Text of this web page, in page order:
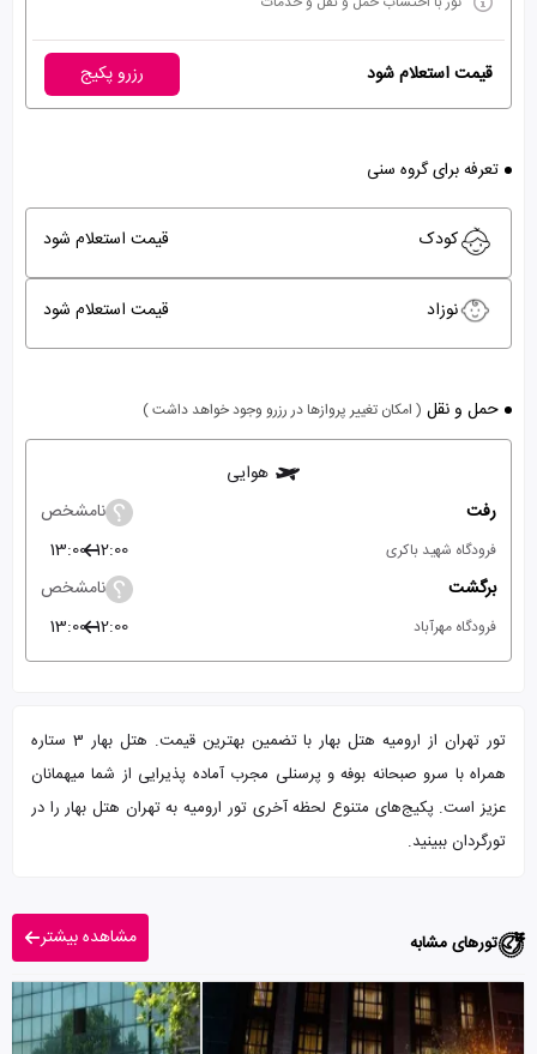
قیمت استعلام شود رزرو پکیج
تعرفه برای گروه سنی
کودک قیمت استعلام شود
نوزاد قیمت استعلام شود
حمل و نقل ( امکان تغییر پروازها در رزرو وجود خواهد داشت )
هوایی
رفت
نامشخص
فرودگاه شهید باکری 12:00
13:00
برگشت
نامشخص
فرودگاه مهرآباد 12:00
13:00
تور تهران از ارومیه هتل بهار با تضمین بهترین قیمت. هتل بهار 3 ستاره
همراه با سرو صبحانه بوفه و پرسنلی مجرب آماده پذیرایی از شما میهمانان
عزیز است. پکیج‌های متنوع لحظه آخری تور ارومیه به تهران هتل بهار را در
تورگردان ببینید.
تورهای مشابه مشاهده بیشتر